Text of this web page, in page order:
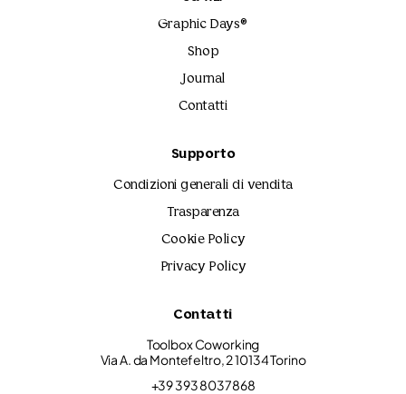
Graphic Days®
Shop
Journal
Contatti
Supporto
Condizioni generali di vendita
Trasparenza
Cookie Policy
Privacy Policy
Contatti
Toolbox Coworking
Via A. da Montefeltro, 2 10134 Torino
+39 393 8037868